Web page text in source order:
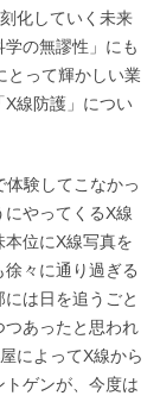
化していく未来
の無謬性」にも
とって輝かしい業
線防護」につい
験してこなかっ
やってくるX線
位にX線写真を
々に通り過ぎる
は日を追うごと
つあったと思われ
によってX線から
ゲンが、今度は